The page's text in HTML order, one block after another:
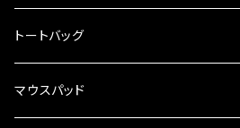
トートバッグ
マウスパッド